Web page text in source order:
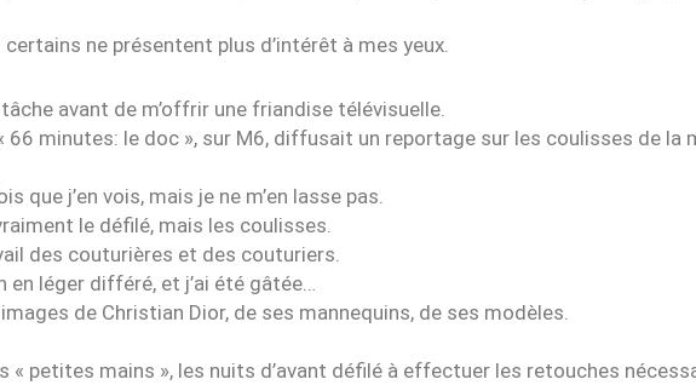
ne présentent plus d’intérêt à mes yeux.
avant de m’offrir une friandise télévisuelle.
66 minutes: le doc », sur M6, diffusait un reportage sur les coulisses de la
que j’en vois, mais je ne m’en lasse pas.
le défilé, mais les coulisses.
des couturières et des couturiers.
en léger différé, et j’ai été gâtée…
de Christian Dior, de ses mannequins, de ses modèles.
« petites mains », les nuits d’avant défilé à effectuer les retouches